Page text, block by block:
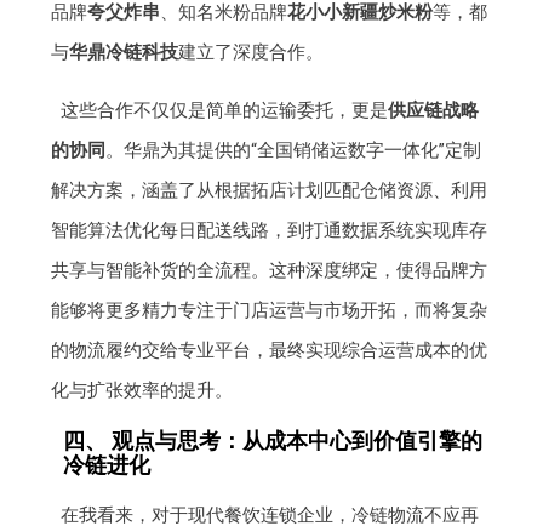
品牌夸父炸串、知名米粉品牌花小小新疆炒米粉等，都
与华鼎冷链科技建立了深度合作。
这些合作不仅仅是简单的运输委托，更是供应链战略
的协同 。华鼎为其提供的“全国销储运数字一体化”定制
解决方案，涵盖了从根据拓店计划匹配仓储资源、利用
智能算法优化每日配送线路，到打通数据系统实现库存
共享与智能补货的全流程。这种深度绑定，使得品牌方
能够将更多精力专注于门店运营与市场开拓，而将复杂
的物流履约交给专业平台，最终实现综合运营成本的优
化与扩张效率的提升。
四、 观点与思考：从成本中心到价值引擎的
冷链进化
在我看来，对于现代餐饮连锁企业，冷链物流不应再